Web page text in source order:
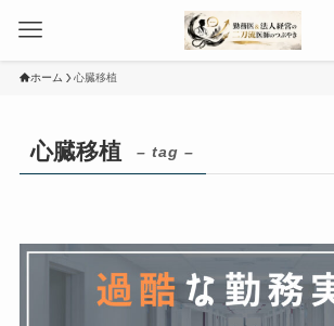
ホーム 心臓移植
心臓移植 – tag –